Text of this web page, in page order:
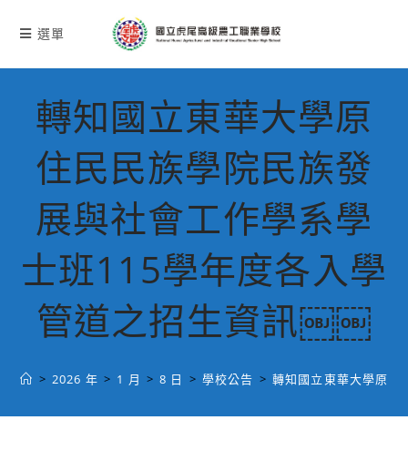
選單
轉知國立東華大學原
住民民族學院民族發
展與社會工作學系學
士班115學年度各入學
管道之招生資訊￼￼
> 2026 年 > 1 月 > 8 日 > 學校公告 > 轉知國立東華大學原